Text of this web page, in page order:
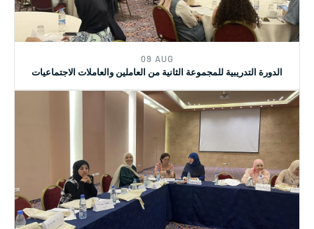
09 AUG
الدورة التدريبية للمجموعة الثانية من العاملين والعاملات الاجتماعيات